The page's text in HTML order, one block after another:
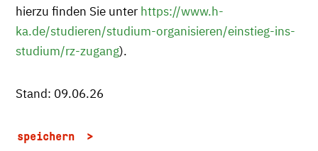
hierzu finden Sie unter https://www.h-
ka.de/studieren/studium-organisieren/einstieg-ins-
studium/rz-zugang).
Stand: 09.06.26
speichern